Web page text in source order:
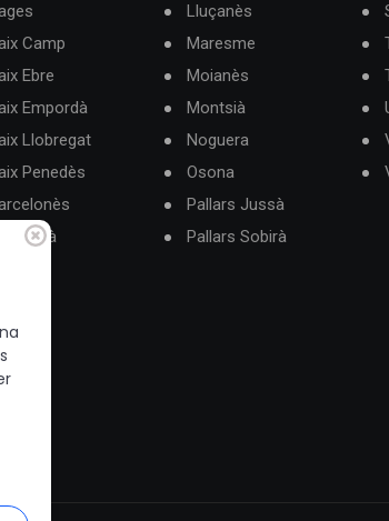
Camp
Ebre
Empordà
Llobregat
Penedès
Lluçanès
Maresme
Moianès
Montsià
Noguera
Osona
Pallars Jussà
Pallars Sobirà